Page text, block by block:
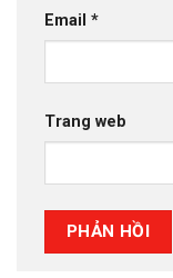
Email *
Trang web